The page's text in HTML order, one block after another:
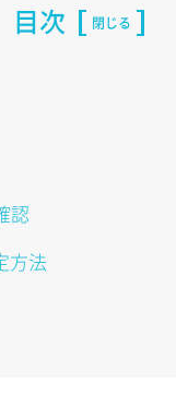
目次 閉じる
認
方法